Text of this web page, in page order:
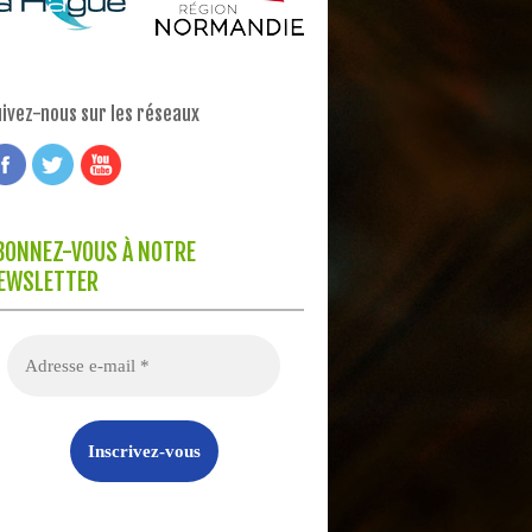
nous sur les réseaux
VOUS À NOTRE